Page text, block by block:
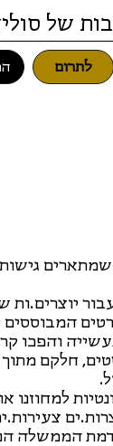
לתרום
של
גישות
יוצרים.ות
המבוססים
והפכו
חלקם מתוך
למחוזנו
הממשלה